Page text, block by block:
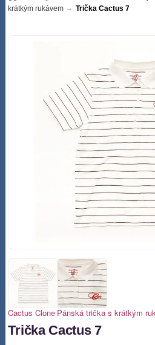
krátkým rukávem
Trička Cactus 7
Cactus Clone|Pánská trička s krátkým
Trička Cactus 7